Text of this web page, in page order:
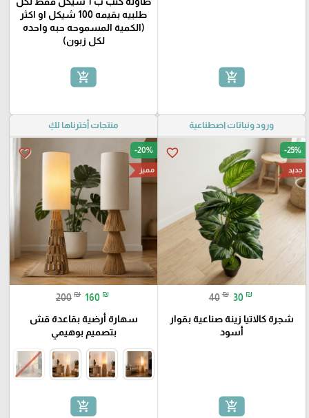
add_shopping_cart
طلبيه بقيمه 100 شيكل او اكثر
(الكمية المسموحه حبه واحده
لكل زبون)
add_shopping_cart
ورود ونباتات اصطناعية
favorite_border -25%
جديد
40 ₪ 30 ₪
شجرة كالاتيا زينة صناعية بقوار
أسود
add_shopping_cart
منتجات أخترناها لكِ
favorite_border -20%
مميز
200 ₪ 160 ₪
سهارة أرضية بقاعدة قش
بتصميم بوهيمي
add_shopping_cart